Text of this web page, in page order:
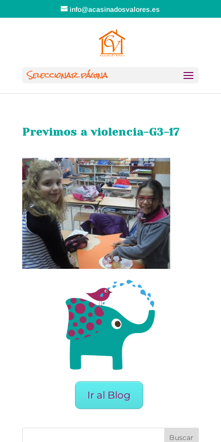
info@acasinadosvalores.es
Seleccionar página
Previmos a violencia-G3-17
Ir al Blog